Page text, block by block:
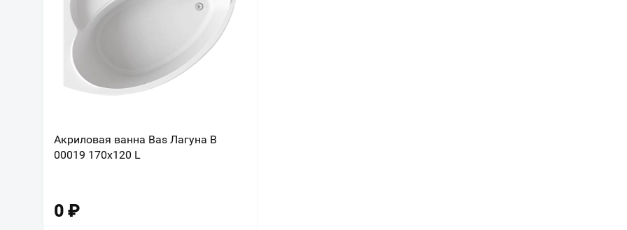
Акриловая ванна Bas Лагуна В
00019 170х120 L
0 ₽